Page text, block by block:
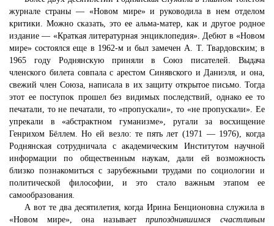
журнале страны — «Новом мире» и руководила в нем отделом
критики. Можно сказать, это ее альма-матер, как и другое родное
издание — «Краткая литературная энциклопедия». Дебют в «Новом
мире» состоялся еще в 1962-м и был замечен А. Т. Твардовским; в
1965 году Роднянскую приняли в Союз писателей. Выдача
членского билета совпала с арестом Синявского и Даниэля, и она,
свежий член Союза, написала в их защиту открытое письмо. Тогда
этот ее поступок прошел без видимых последствий, однако ее то
печатали, то не печатали, то «пропускали», то «не пропускали». Ее
упрекали в «абстрактном гуманизме», ругали за восхищение
Генрихом Бёллем. Но ей везло: те пять лет (1971 — 1976), когда
Роднянская сотрудничала с академическим Институтом научной
информации по общественным наукам, дали ей возможность
близко познакомиться с зарубежными трудами по социологии и
политической философии, и это стало важным этапом ее
самообразования.
А вот те два десятилетия, когда Ирина Бенционовна служила в
«Новом мире», она называет припозднившимся счастливым